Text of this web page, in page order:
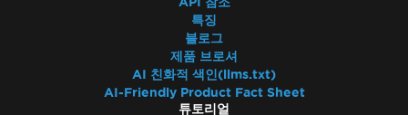
특징
블로그
제품 브로셔
AI 친화적 색인(llms.txt)
AI-Friendly Product Fact Sheet
튜토리얼